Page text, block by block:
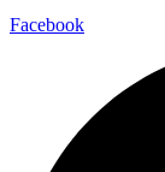
Facebook